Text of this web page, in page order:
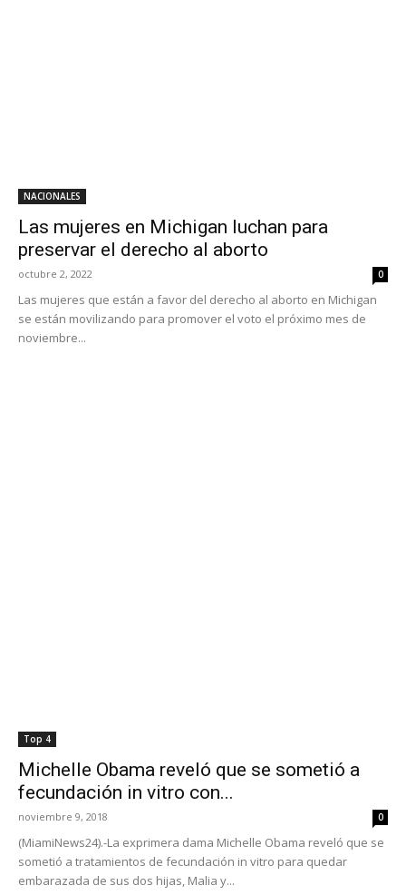
NACIONALES
Las mujeres en Michigan luchan para
preservar el derecho al aborto
octubre 2, 2022 0
Las mujeres que están a favor del derecho al aborto en Michigan
se están movilizando para promover el voto el próximo mes de
noviembre...
Top 4
Michelle Obama reveló que se sometió a
fecundación in vitro con...
noviembre 9, 2018 0
(MiamiNews24).-La exprimera dama Michelle Obama reveló que se
sometió a tratamientos de fecundación in vitro para quedar
embarazada de sus dos hijas, Malia y...